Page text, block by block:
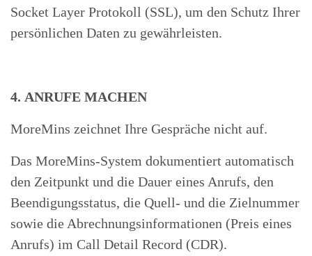
Socket Layer Protokoll (SSL), um den Schutz Ihrer
persönlichen Daten zu gewährleisten.
4. ANRUFE MACHEN
MoreMins zeichnet Ihre Gespräche nicht auf.
Das MoreMins-System dokumentiert automatisch
den Zeitpunkt und die Dauer eines Anrufs, den
Beendigungsstatus, die Quell- und die Zielnummer
sowie die Abrechnungsinformationen (Preis eines
Anrufs) im Call Detail Record (CDR).